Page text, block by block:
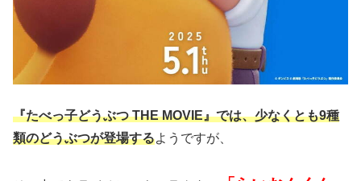
『たべっ子どうぶつ THE MOVIE』では、少なくとも9種
類のどうぶつが登場するようですが、